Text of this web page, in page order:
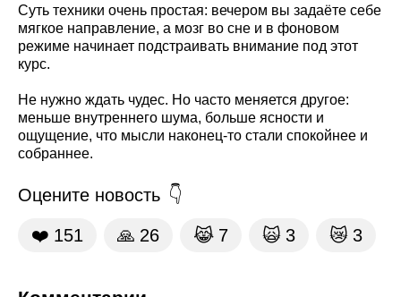
Суть техники очень простая: вечером вы задаёте себе
мягкое направление, а мозг во сне и в фоновом
режиме начинает подстраивать внимание под этот
курс.
Не нужно ждать чудес. Но часто меняется другое:
меньше внутреннего шума, больше ясности и
ощущение, что мысли наконец-то стали спокойнее и
собраннее.
Оцените новость
❤️ 151 🙏 26 😹 7 🙀 3 😿 3